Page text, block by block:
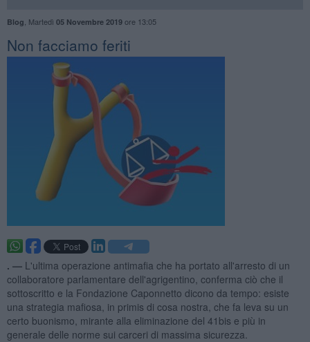
Blog Martedì 05 Novembre 2019ore 13:05
Non facciamo feriti
. — L'ultima operazione antimafia che ha portato all'arresto di un
collaboratore parlamentare dell'agrigentino, conferma ciò che il
sottoscritto e la Fondazione Caponnetto dicono da tempo: esiste
una strategia mafiosa, in primis di cosa nostra, che fa leva su un
certo buonismo, mirante alla eliminazione del 41bis e più in
generale delle norme sui carceri di massima sicurezza.